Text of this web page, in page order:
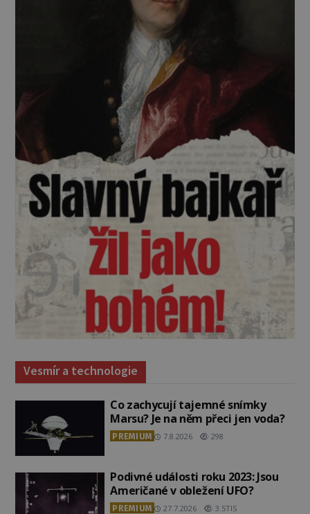
Vesmír a technologie
Co zachycují tajemné snímky
Marsu? Je na něm přeci jen voda?
PREMIUM 7.8.2026 298
Podivné události roku 2023: Jsou
Američané v obležení UFO?
PREMIUM 27.7.2026 3.5TIS